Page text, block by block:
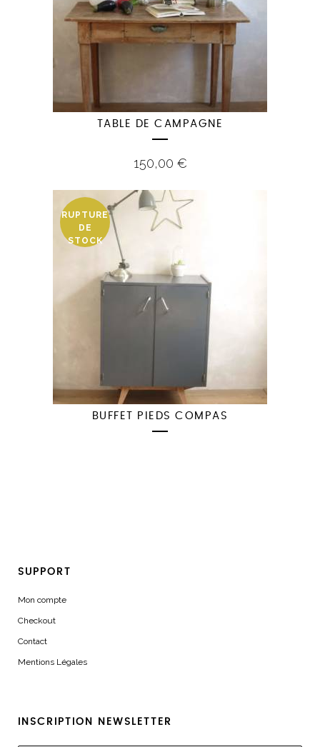
TABLE DE CAMPAGNE
150,00 €
RUPTURE
DE
STOCK
BUFFET PIEDS COMPAS
SUPPORT
Mon compte
Checkout
Contact
Mentions Légales
INSCRIPTION NEWSLETTER